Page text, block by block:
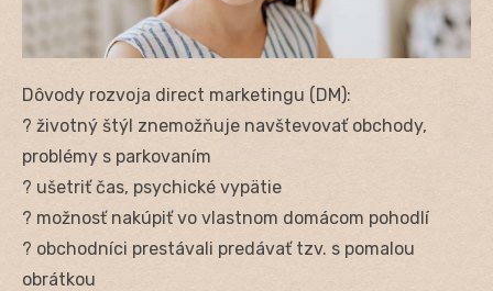
Dôvody rozvoja direct marketingu (DM):
? životný štýl znemožňuje navštevovať obchody,
problémy s parkovaním
? ušetriť čas, psychické vypätie
? možnosť nakúpiť vo vlastnom domácom pohodlí
? obchodníci prestávali predávať tzv. s pomalou
obrátkou